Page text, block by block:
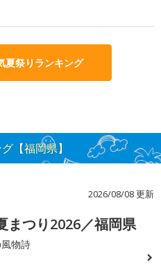
夏祭りランキング
【福岡県】
2026/08/08 更新
まつり2026／福岡県
物詩